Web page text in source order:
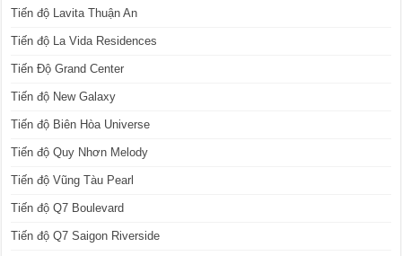
Tiến độ Lavita Thuận An
Tiến độ La Vida Residences
Tiến Độ Grand Center
Tiến độ New Galaxy
Tiến độ Biên Hòa Universe
Tiến độ Quy Nhơn Melody
Tiến độ Vũng Tàu Pearl
Tiến độ Q7 Boulevard
Tiến độ Q7 Saigon Riverside